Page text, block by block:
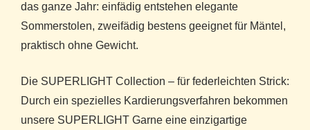
das ganze Jahr: einfädig entstehen elegante
Sommerstolen, zweifädig bestens geeignet für Mäntel,
praktisch ohne Gewicht.
Die SUPERLIGHT Collection – für federleichten Strick:
Durch ein spezielles Kardierungsverfahren bekommen
unsere SUPERLIGHT Garne eine einzigartige